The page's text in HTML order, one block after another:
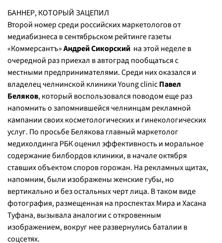
БАННЕР, КОТОРЫЙ ЗАЦЕПИЛ
Второй номер среди российских маркетологов от
медиабизнеса в сентябрьском рейтинге газеты
«Коммерсантъ»Андрей Сикорский на этой неделе в
очередной раз приехал в автоград пообщаться с
местными предпринимателями. Среди них оказался и
владелец челнинской клиники Young clinicПавел
Беляков, который воспользовался поводом еще раз
напомнить о запомнившейся челнинцам рекламной
кампании своих косметологических и гинекологических
услуг. По просьбе Белякова главный маркетолог
медихолдинга РБК оценил эффективность и моральное
содержание билбордов клиники, в начале октября
ставших объектом споров горожан. На рекламных щитах,
напомним, были изображены женские губы, но
вертикально и без остальных черт лица. В таком виде
фотография, размещенная на проспектах Мира и Хасана
Туфана, вызывала аналогии с откровенным
изображением, вокруг нее развернулись баталии в
соцсетях.